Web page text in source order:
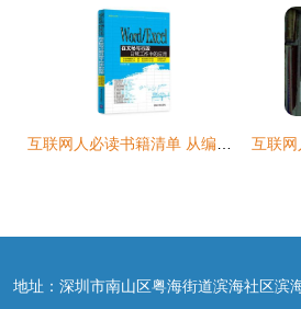
地址：深圳市南山区粤海街道滨海社区滨